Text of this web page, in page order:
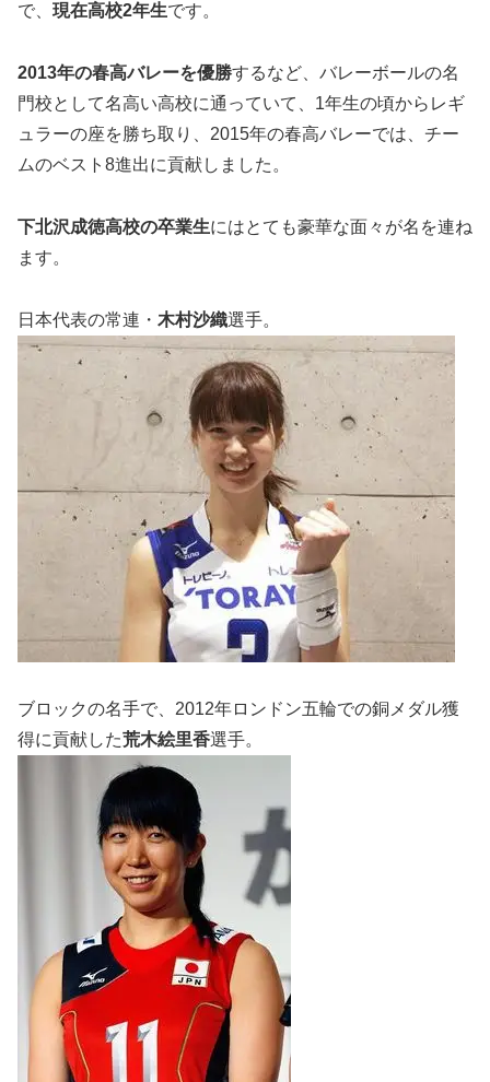
で、 現在高校2年生です。
2013年の春高バレーを優勝するなど、バレーボールの名
門校として名高い高校に通っていて、1年生の頃からレギ
ュラーの座を勝ち取り、2015年の春高バレーでは、チー
ムのベスト8進出に貢献しました。
下北沢成徳高校の卒業生にはとても豪華な面々が名を連ね
ます。
日本代表の常連・ 木村沙織選手。
ブロックの名手で、2012年ロンドン五輪での銅メダル獲
得に貢献した荒木絵里香選手。